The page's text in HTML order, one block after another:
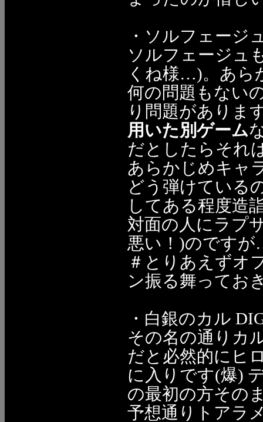
・ソルフェージ
ソルフェージュ
くね様…)。あら
何の問題もない
り問題がありま
用いた別ゲーム
だとしたらそれ
あらかじめキャ
どう弾けている
してある程度造
対面の人にラプ
悪い！)のです
＃とりあえずオ
ン振る舞ってお
・白銀のカル
その名の通りカ
だと必然的にヒ
に入りです(爆)
の最初の方その
予想通りトアラ